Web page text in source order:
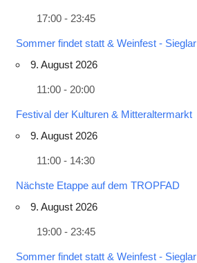
17:00 - 23:45
Sommer findet statt & Weinfest - Sieglar
9. August 2026
11:00 - 20:00
Festival der Kulturen & Mitteraltermarkt
9. August 2026
11:00 - 14:30
Nächste Etappe auf dem TROPFAD
9. August 2026
19:00 - 23:45
Sommer findet statt & Weinfest - Sieglar